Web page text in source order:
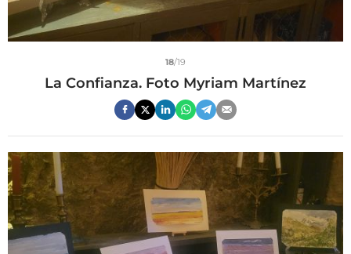
18/19
La Confianza. Foto Myriam Martínez